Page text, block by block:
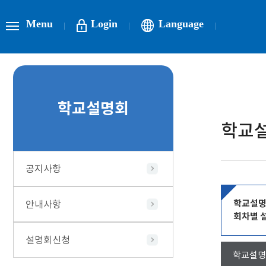
Menu Login Language
학교설명회
공지사항
안내사항
설명회신청
학교
학교설
회차별
학교설